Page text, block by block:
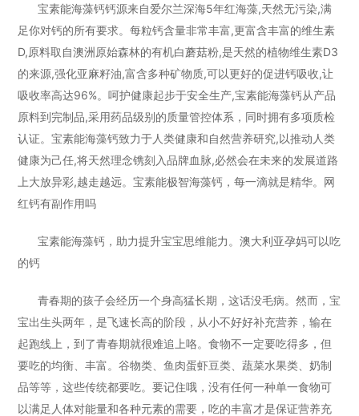
宝素能海藻钙钙源来自爱尔兰深海5年红海藻,天然无污染,满
足你对钙的所有要求。每粒钙含量非常丰富,更富含丰富的维生素
D,原料取自澳洲原始森林的有机白蘑菇粉,是天然的植物维生素D3
的来源,强化亚麻籽油,富含多种矿物质,可以更好的促进钙吸收,让
吸收率高达96%。呵护健康起步于安全生产,宝素能海藻钙从产品
原料到完制品,采用药品级别的质量管控体系，同时拥有多项质检
认证。宝素能海藻钙致力于人类健康和自然营养研究,以推动人类
健康为己任,将天然理念镌刻入品牌血脉,必然会在未来的发展道路
上大放异彩,越走越远。宝素能极智海藻钙，每一滴就是精华。 网
红钙有副作用吗
宝素能海藻钙，助力提升宝宝思维能力。澳大利亚孕妈可以吃
的钙
青春期的孩子会经历一个身高猛长期，这话没毛病。然而，宝
宝出生头两年，是飞速长高的阶段，从小不好好补充营养，输在
起跑线上，到了青春期就很难追上咯。食物不一定要吃得多，但
要吃的均衡、丰富。谷物类、鱼肉蛋虾豆类、蔬菜水果类、奶制
品等等，这些传统都要吃。要记住哦，没有任何一种单一食物可
以满足人体对能量和各种元素的需要，吃的丰富才是保证营养充